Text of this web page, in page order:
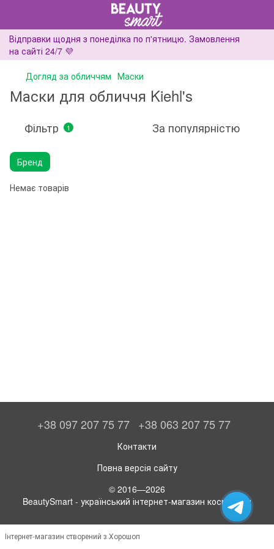
Відправки щодня з понеділка по п'ятницю. Замовлення
на сайті 24/7 💜
Догляд за обличчям Маски
Маски для обличчя Kiehl's
Фільтр 1 За популярністю
Бренд
Немає товарів
+38 097 207 75 77 +38 063 207 75 77
Контакти
Повна версія сайту
© 2016—2026
BeautySmart - український інтернет-магазин косметики
Інтернет-магазин створений з Хорошоп